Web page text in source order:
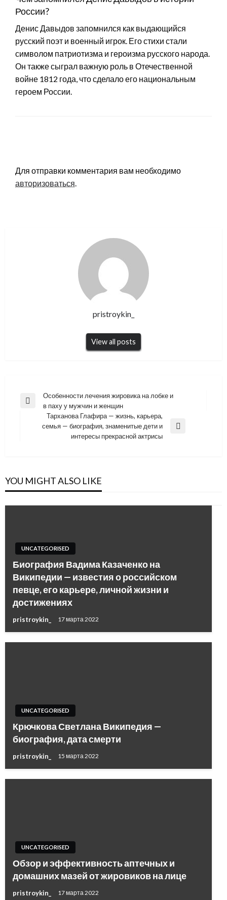
России?
Денис Давыдов запомнился как выдающийся
русский поэт и военный игрок. Его стихи стали
символом патриотизма и героизма русского народа.
Он также сыграл важную роль в Отечественной
войне 1812 года, что сделало его национальным
героем России.
Для отправки комментария вам необходимо
авторизоваться.
pristroykin_
View all posts
Навигация
записям
Previous
Особенности лечения жировика на лобке и
в паху у мужчин и женщин
Next
Тарханова Глафира — жизнь, карьера,
семья — биография, знаменитые дети и
интересы прекрасной актрисы
YOU MIGHT ALSO LIKE
UNCATEGORISED
Биография Вадима Казаченко на
Википедии — известия о российском
певце, его карьере, личной жизни и
достижениях
pristroykin_ 17 марта 2022
UNCATEGORISED
Крючкова Светлана Википедия —
биография, дата смерти
pristroykin_ 15 марта 2022
UNCATEGORISED
Обзор и эффективность аптечных и
домашних мазей от жировиков на лице
pristroykin_ 17 марта 2022